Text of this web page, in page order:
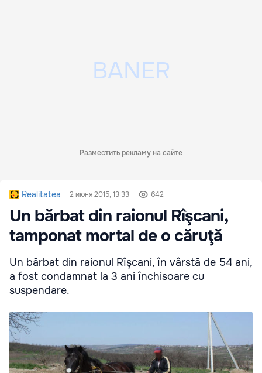
Разместить рекламу на сайте
Realitatea 2 июня 2015, 13:33 642
Un bărbat din raionul Rîşcani,
tamponat mortal de o căruţă
Un bărbat din raionul Rîşcani, în vârstă de 54 ani,
a fost condamnat la 3 ani închisoare cu
suspendare.